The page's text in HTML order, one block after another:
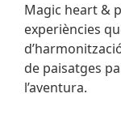
Magic heart &
experiències
de paisatges
l’aventura.